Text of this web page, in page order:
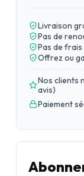
Livraison
Pas de
Pas de frais
Offrez ou
Nos clients
avis)
Paiement